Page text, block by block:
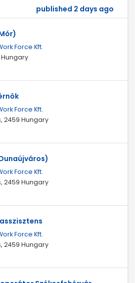
published 2 days ago
Force Kft.
Force Kft.
2459 Hungary
Force Kft.
2459 Hungary
Force Kft.
2459 Hungary